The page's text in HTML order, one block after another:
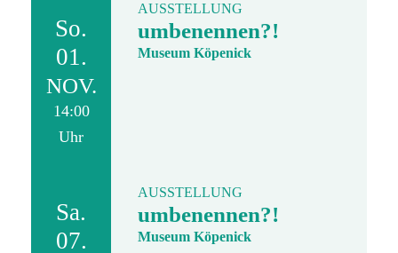
So.
01.
NOV.
14:00
Uhr
AUSSTELLUNG
umbenennen?!
Museum Köpenick
Sa.
07.
AUSSTELLUNG
umbenennen?!
Museum Köpenick